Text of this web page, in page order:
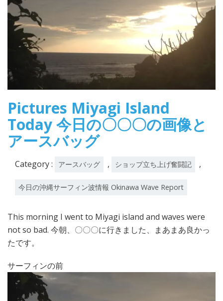
Pictures Miyagi Island
Today 今日の〇〇〇の画像と
アースバッグ
Category : アースバッグ , ショップ立ち上げ奮闘記 ,
今日の沖縄サーフィン波情報 Okinawa Wave Report
This morning I went to Miyagi island and waves were
not so bad. 今朝、〇〇〇に行きました、まあまあ良かっ
たです。
サーフィンの前